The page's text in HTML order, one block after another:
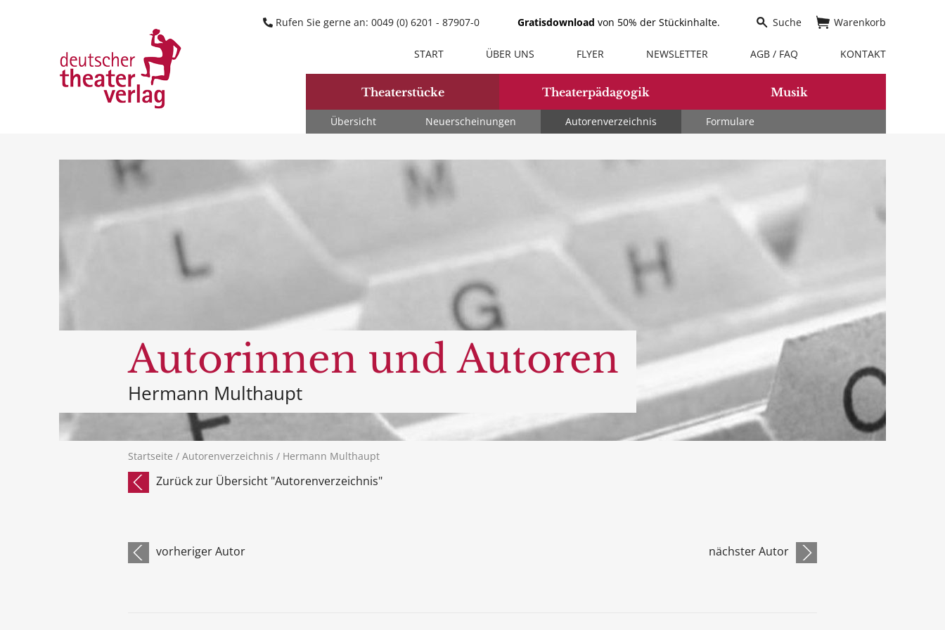
Theaterstücke
Übersicht Neuerscheinungen Autorenverzeichnis Formulare
Theaterpädagogik Musik
START ÜBER UNS FLYER NEWSLETTER AGB / FAQ KONTAKT
Warenkorb
Suche
Rufen Sie gerne an: 0049 (0) 6201 - 87907-0 Gratisdownload von 50% der Stückinhalte.
Autorinnen und Autoren
Hermann Multhaupt
Startseite / Autorenverzeichnis / Hermann Multhaupt
Zurück zur Übersicht "Autorenverzeichnis"
vorheriger Autor nächster Autor